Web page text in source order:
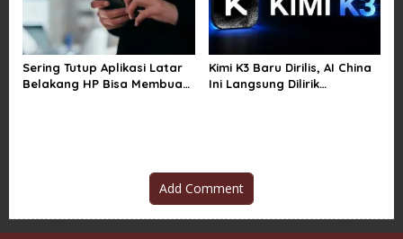
Sering Tutup Aplikasi Latar
Belakang HP Bisa Membuat
Kimi K3 Baru Dirilis, AI China
Ini Langsung Dilirik
Add Comment